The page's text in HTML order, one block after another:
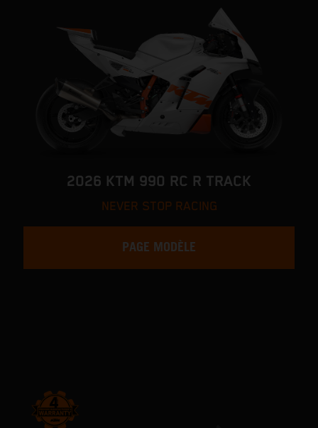
2026 KTM 990 RC R TRACK
NEVER STOP RACING
PAGE MODÈLE